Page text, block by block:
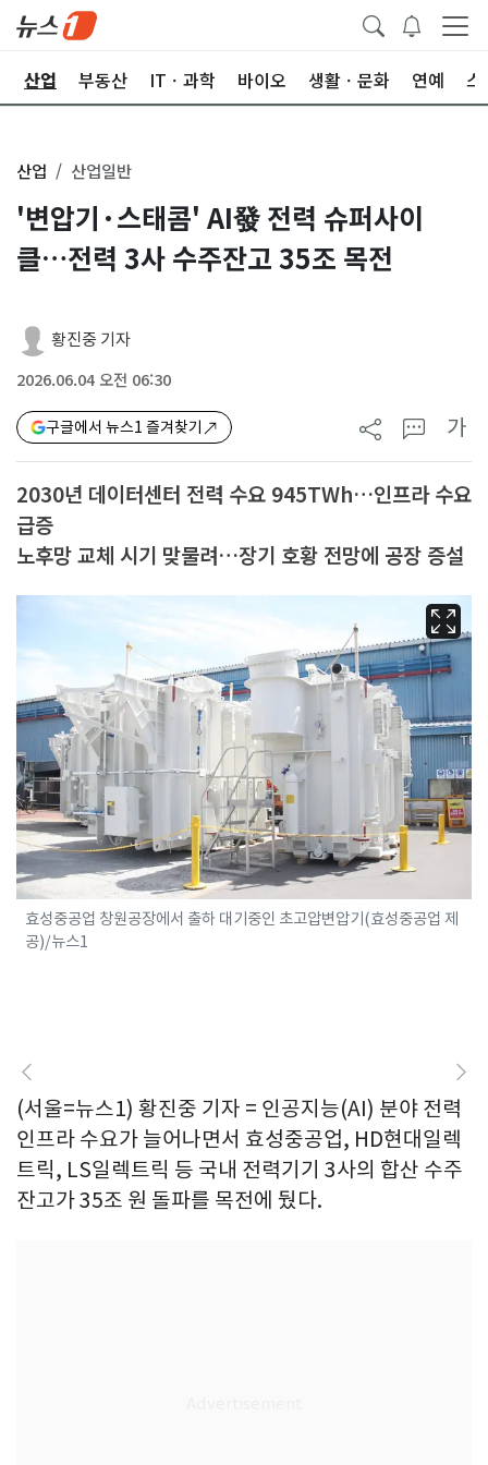
산업 부동산 ITㆍ과학 바이오 생활ㆍ문화 연예 스
산업 산업일반
'변압기·스태콤' AI發 전력 슈퍼사이
클…전력 3사 수주잔고 35조 목전
황진중 기자
2026.06.04 오전 06:30
구글에서 뉴스1 즐겨찾기 가
2030년 데이터센터 전력 수요 945TWh…인프라 수요
급증
노후망 교체 시기 맞물려…장기 호황 전망에 공장 증설
효성중공업 창원공장에서 출하 대기중인 초고압변압기(효성중공업 제
공)/뉴스1
(서울=뉴스1) 황진중 기자 = 인공지능(AI) 분야 전력
인프라 수요가 늘어나면서 효성중공업, HD현대일렉
트릭, LS일렉트릭 등 국내 전력기기 3사의 합산 수주
잔고가 35조 원 돌파를 목전에 뒀다.